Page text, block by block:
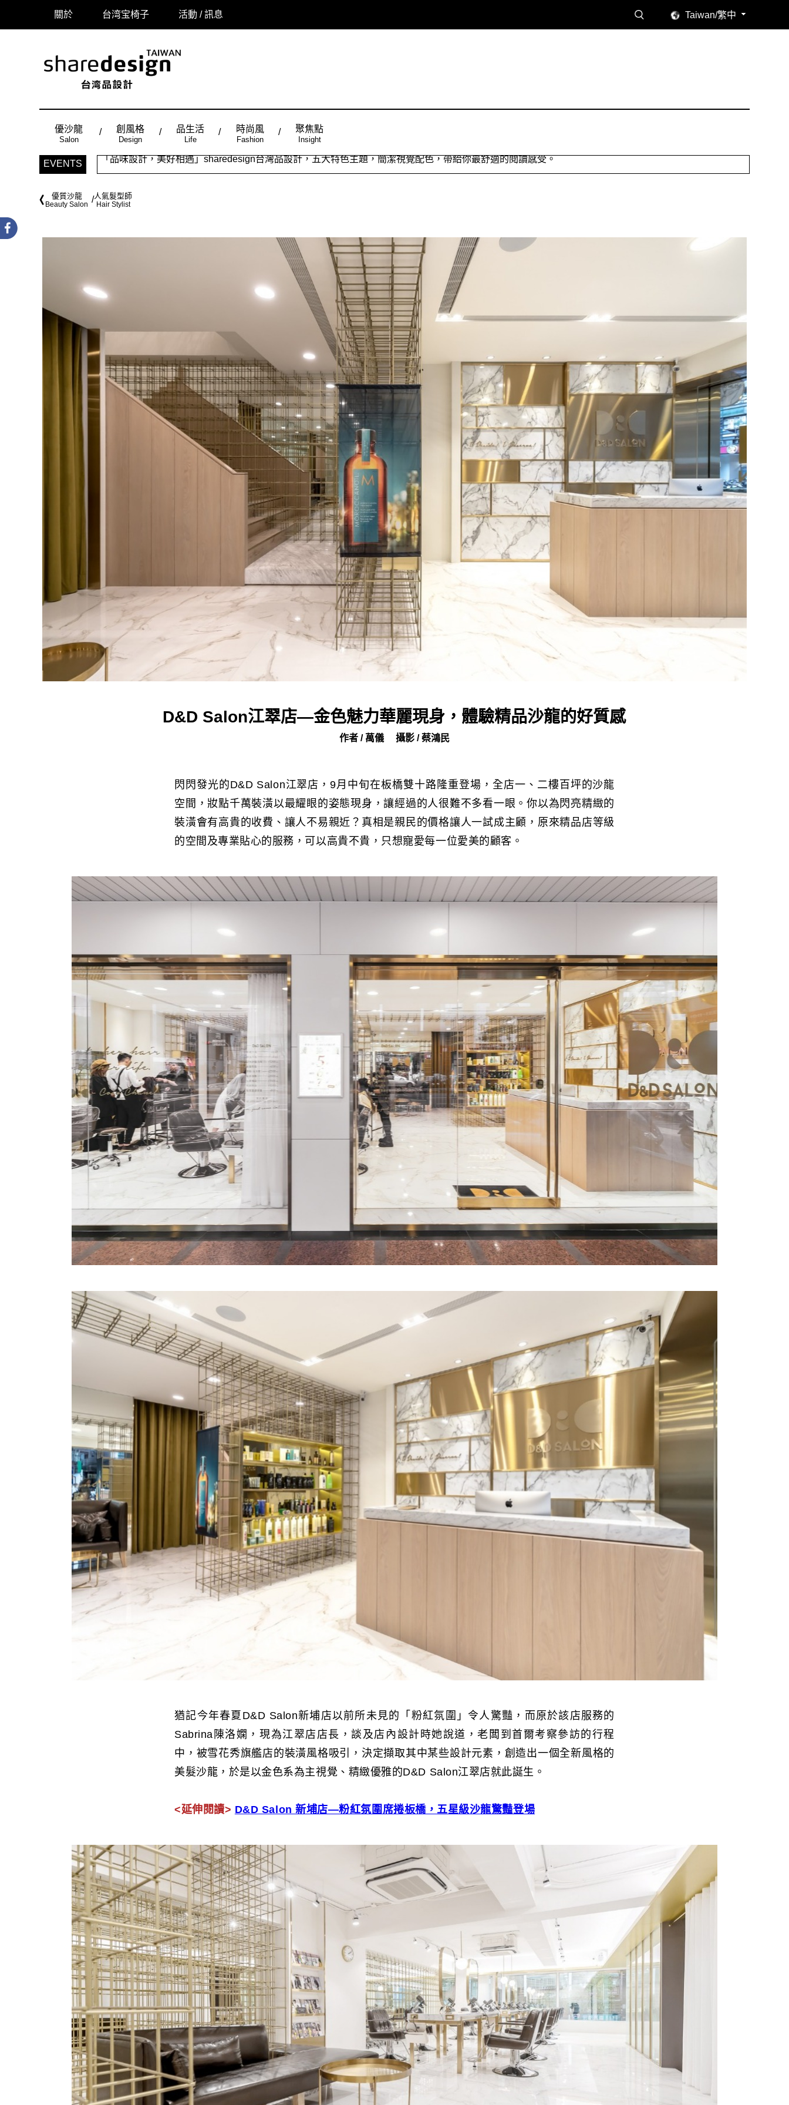
Taiwan/繁中
關於 台湾宝椅子 活動 / 訊息
優沙龍
Salon
創風格
Design
品生活
Life
時尚風
Fashion
聚焦點
Insight
EVENTS
時尚風：Made in Taiwan， 從台灣原創時尚，領略潮流趨勢，體現個人穿搭品味。
優質沙龍
Beauty Salon
人氣髮型師
Hair Stylist
D&D Salon江翠店—金色魅力華麗現身，體驗精品沙龍的好質感
作者 / 萬儀 攝影 / 蔡鴻民
閃閃發光的D&D Salon江翠店，9月中旬在板橋雙十路隆重登場，全店一、二樓百坪的沙龍
空間，妝點千萬裝潢以最耀眼的姿態現身，讓經過的人很難不多看一眼。你以為閃亮精緻的
裝潢會有高貴的收費、讓人不易親近？真相是親民的價格讓人一試成主顧，原來精品店等級
的空間及專業貼心的服務，可以高貴不貴，只想寵愛每一位愛美的顧客。
猶記今年春夏D&D Salon新埔店以前所未見的「粉紅氛圍」令人驚豔，而原於該店服務的
Sabrina陳洛嫻，現為江翠店店長，談及店內設計時她說道，老闆到首爾考察參訪的行程
中，被雪花秀旗艦店的裝潢風格吸引，決定擷取其中某些設計元素，創造出一個全新風格的
美髮沙龍，於是以金色系為主視覺、精緻優雅的D&D Salon江翠店就此誕生。
<延伸閱讀> D&D Salon 新埔店—粉紅氛圍席捲板橋，五星級沙龍驚豔登場